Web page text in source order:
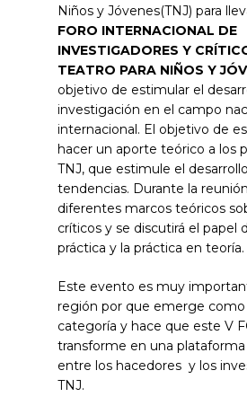
Niños y Jóvenes(TNJ) para
FORO INTERNACIONAL DE
INVESTIGADORES Y
TEATRO PARA NIÑOS Y
objetivo de estimular el
investigación en el campo
internacional. El objetivo de
hacer un aporte teórico a los
TNJ, que estimule el
tendencias. Durante la
diferentes marcos teóricos
críticos y se discutirá el papel
práctica y la práctica en teoría.
Este evento es muy
región por que emerge como
categoría y hace que este V
transforme en una
entre los hacedores y los
TNJ.